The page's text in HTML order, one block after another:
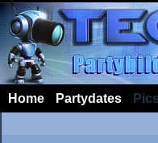
Home Partydates Pics